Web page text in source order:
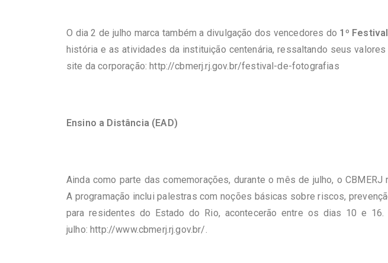
O dia 2 de julho marca também a divulgação dos vencedores do 1º
história e as atividades da instituição centenária, ressaltando seus
site da corporação:http://cbmerj.rj.gov.br/festival-de-fotografias
Ensino a Distância (EAD)
Ainda como parte das comemorações, durante o mês de julho, o CBMERJ
A programação inclui palestras com noções básicas sobre riscos,
para residentes do Estado do Rio, acontecerão entre os dias 10 e
julho:http://www.cbmerj.rj.gov.br/.